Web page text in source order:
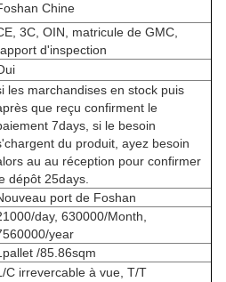
Chine
3C, OIN, matricule de GMC,
d'inspection
les marchandises en stock puis
que reçu confirment le
7days, si le besoin
du produit, ayez besoin
au au réception pour confirmer
dépôt 25days.
port de Foshan
day, 630000/Month,
year
/85.86sqm
C irrevercable à vue, T/T